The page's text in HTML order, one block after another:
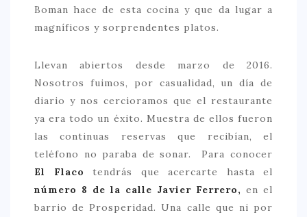
NUESTROS FAVORITOS
LIFESTYLE
BEAUTY
CONOCIENDO A …
ESCAPADAS
Boman hace de esta cocina y que da lugar a
magníficos y sorprendentes platos.
Llevan abiertos desde marzo de 2016.
Nosotros fuimos, por casualidad, un día de
diario y nos cercioramos que el restaurante
ya era todo un éxito. Muestra de ellos fueron
las continuas reservas que recibían, el
teléfono no paraba de sonar. Para conocer
El Flaco tendrás que acercarte hasta el
número 8 de la calle Javier Ferrero, en el
barrio de Prosperidad. Una calle que ni por